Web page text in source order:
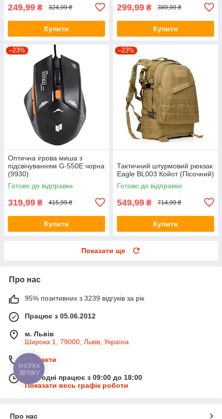
249,99 ₴ 324,99 ₴
Купити
299,99 ₴ 389,99 ₴
Купити
–23%
Оптична ігрова миша з
підсвічуванням G-550E чорна
(9930)
Готово до відправки
319,99 ₴ 415,99 ₴
Купити
–23%
Тактичний штурмовий рюкзак
Eagle BL003 Койот (Пісочний)
Готово до відправки
549,99 ₴ 714,99 ₴
Купити
Показати ще
Про нас
95% позитивних з 3239 відгуків за рік
Працює з 05.06.2012
м. Львів
Широка 1, 79000, Львів, Україна
Контакти
Сьогодні працює з 09:00 до 18:00
Показати весь графік роботи
Про нас
КНОПКА
ЗВ'ЯЗКУ